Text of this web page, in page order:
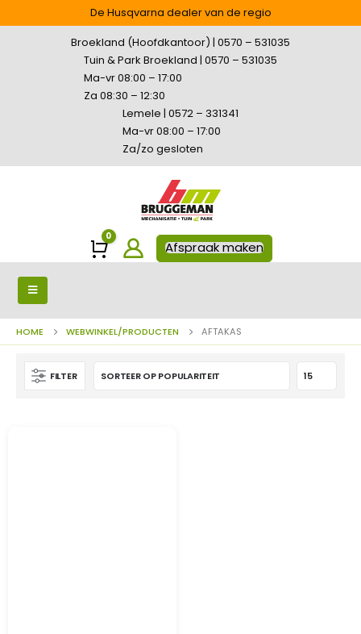
De Husqvarna dealer van de regio
Broekland (Hoofdkantoor) | 0570 – 531035
Tuin & Park Broekland | 0570 – 531035
Ma-vr 08:00 – 17:00
Za 08:30 – 12:30
Lemele | 0572 – 331341
Ma-vr 08:00 – 17:00
Za/zo gesloten
Winkelwagen
0
Afspraak maken
HOME WEBWINKEL/PRODUCTEN AFTAKAS
FILTER